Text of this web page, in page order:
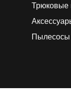
Трюковые
Пылесосы